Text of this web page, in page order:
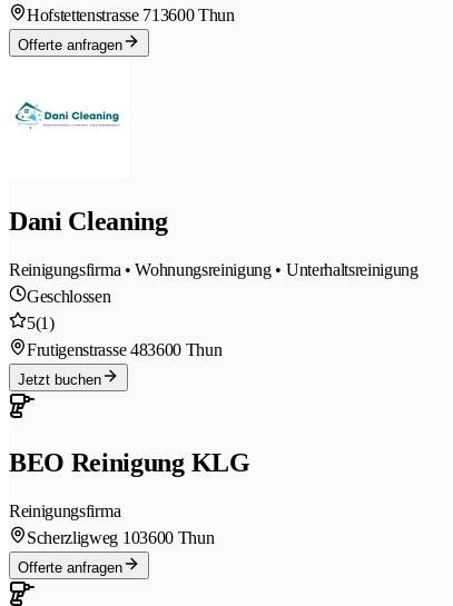
Hofstettenstrasse 713600 Thun
Offerte anfragen
Dani Cleaning
Reinigungsfirma • Wohnungsreinigung • Unterhaltsreinigung
Geschlossen
5(1)
Frutigenstrasse 483600 Thun
Jetzt buchen
BEO Reinigung KLG
Reinigungsfirma
Scherzligweg 103600 Thun
Offerte anfragen